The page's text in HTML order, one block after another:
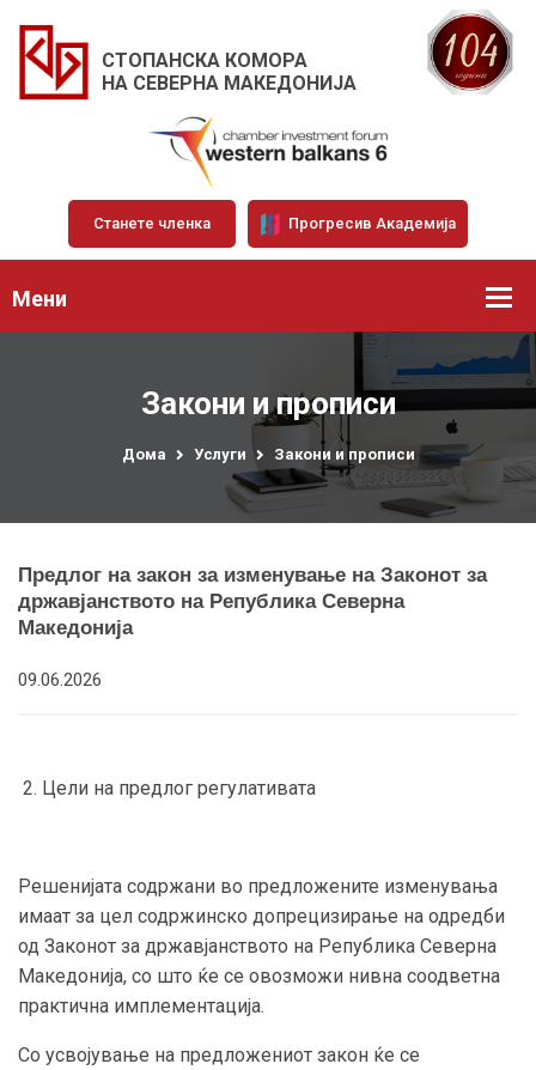
СТОПАНСКА КОМОРА
НА СЕВЕРНА МАКЕДОНИЈА
Станете членка Прогресив Академија
Мени
Закони и прописи
Дома Услуги Закони и прописи
Предлог на закон за изменување на Законот за
државјанството на Република Северна
Македонија
09.06.2026
2. Цели на предлог регулативата
Решенијата содржани во предложените изменувања
имаат за цел содржинско допрецизирање на одредби
од Законот за државјанството на Република Северна
Македонија, со што ќе се овозможи нивна соодветна
практична имплементација.
Со усвојување на предложениот закон ќе се